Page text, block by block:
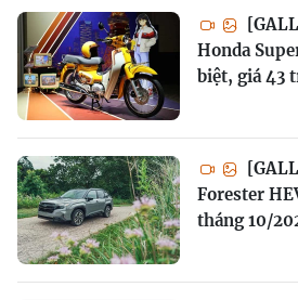
Honda
biệt, giá 43
Forester
tháng 10/